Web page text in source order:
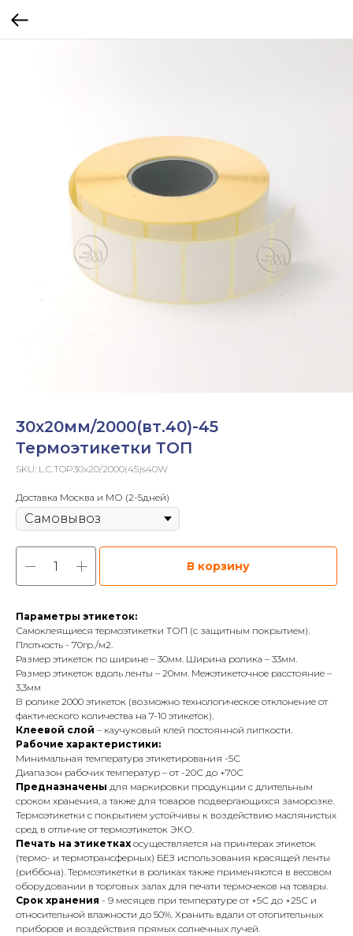
30х20мм/2000(вт.40)-45
Термоэтикетки ТОП
SKU: L.C.TOP30x20/2000(45)s40W
Доставка Москва и МО (2-5дней)
В корзину
Параметры этикеток:
Самоклеящиеся термоэтикетки ТОП (с защитным покрытием).
Плотность - 70гр./м2.
Размер этикеток по ширине – 30мм. Ширина ролика – 33мм.
Размер этикеток вдоль ленты – 20мм. Межэтикеточное расстояние –
3,3мм
В ролике 2000 этикеток (возможно технологическое отклонение от
фактического количества на 7-10 этикеток).
Клеевой слой – каучуковый клей постоянной липкости.
Рабочие характеристики:
Минимальная температура этикетирования -5С
Диапазон рабочих температур – от -20С до +70С
Предназначены для маркировки продукции с длительным
сроком хранения, а также для товаров подвергающихся заморозке.
Термоэтикетки с покрытием устойчивы к воздействию маслянистых
сред в отличие от термоэтикеток ЭКО.
Печать на этикеткахосуществляется на принтерах этикеток
(термо- и термотрансферных) БЕЗ использования красящей ленты
(риббона). Термоэтикетки в роликах также применяются в весовом
оборудовании в торговых залах для печати термочеков на товары.
Срок хранения - 9 месяцев при температуре от +5С до +25С и
относительной влажности до 50%. Хранить вдали от отопительных
приборов и воздействия прямых солнечных лучей.